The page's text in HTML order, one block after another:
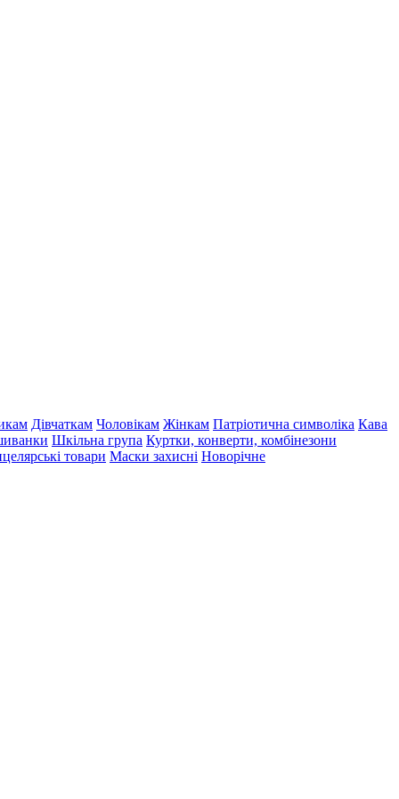
Дівчаткам Чоловікам Жінкам Патріотична символіка Кава
Шкільна група Куртки, конверти, комбінезони
товари Маски захисні Новорічне